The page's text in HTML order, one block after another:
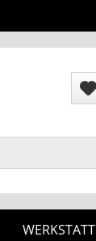
WERKSTATT